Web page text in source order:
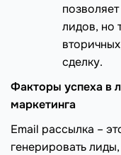
лидов, но
сделку.
Факторы успеха в
маркетинга
Email рассылка –
генерировать